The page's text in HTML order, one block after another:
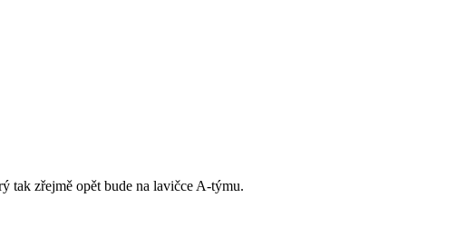
tak zřejmě opět bude na lavičce A-týmu.